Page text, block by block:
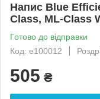
Напис Blue
Class, ML-Class
Готово до відправки
Код: e100012
505 ₴